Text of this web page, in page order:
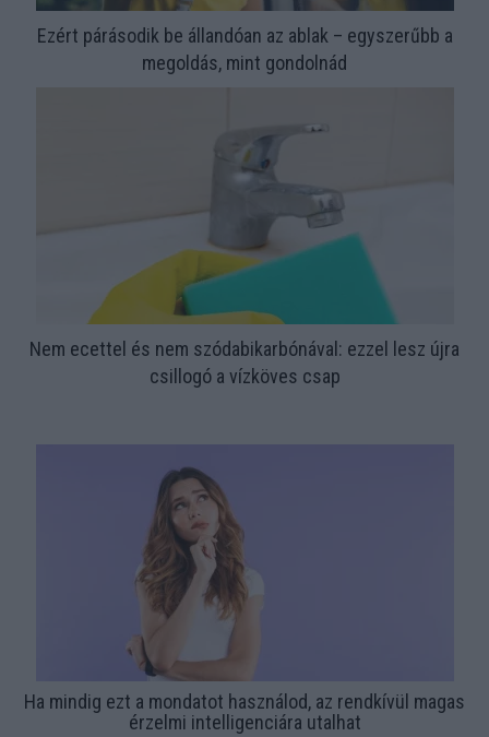
Ezért párásodik be állandóan az ablak – egyszerűbb a
megoldás, mint gondolnád
Nem ecettel és nem szódabikarbónával: ezzel lesz újra
csillogó a vízköves csap
Ha mindig ezt a mondatot használod, az rendkívül magas
érzelmi intelligenciára utalhat